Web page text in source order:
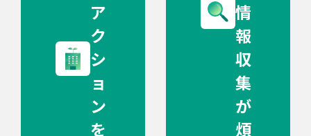
ア
ク
シ
ョ
ン
を
情
報
収
集
が
煩